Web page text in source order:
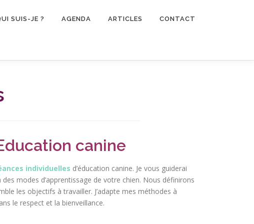
SUIS-JE ? AGENDA ARTICLES CONTACT
canine
individuelles d’éducation canine. Je vous guiderai
modes d’apprentissage de votre chien. Nous définirons
les objectifs à travailler. J’adapte mes méthodes à
le respect et la bienveillance.